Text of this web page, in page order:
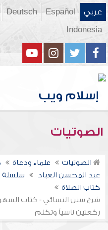
عربي Español
Deutsch
Indonesia
الصوتيات
الصوتيات علماء ودعاة
عبد المحسن العباد
سلسلة
كتاب الصلاة
شرح سنن النسائي - كتاب
ركعتين ناسياً وتكلم